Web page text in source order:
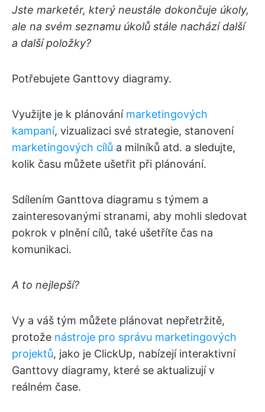
Jste marketér, který neustále dokončuje úkoly,
ale na svém seznamu úkolů stále nachází další
a další položky?
Potřebujete Ganttovy diagramy.
Využijte je k plánování marketingových
kampaní, vizualizaci své strategie, stanovení
marketingových cílů a milníků atd. a sledujte,
kolik času můžete ušetřit při plánování.
Sdílením Ganttova diagramu s týmem a
zainteresovanými stranami, aby mohli sledovat
pokrok v plnění cílů, také ušetříte čas na
komunikaci.
A to nejlepší?
Vy a váš tým můžete plánovat nepřetržitě,
protože nástroje pro správu marketingových
projektů, jako je ClickUp, nabízejí interaktivní
Ganttovy diagramy, které se aktualizují v
reálném čase.